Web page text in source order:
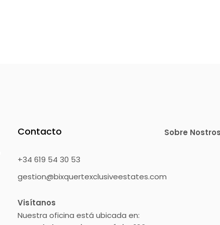
Contacto
+34 619 54 30 53
gestion@bixquertexclusiveestates.com
Visítanos
Nuestra oficina está ubicada en:
Sobre